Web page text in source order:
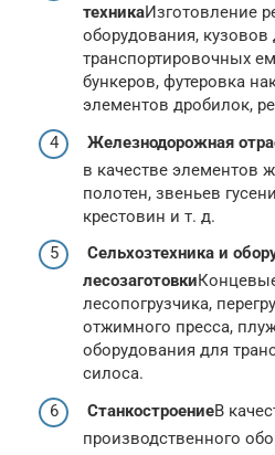
техникаИзготовление
оборудования,
транспортировочных
бункеров, футеровка
элементов дробилок,
Железнодорожная
в качестве элементов
полотен, звеньев
крестовин и т. д.
Сельхозтехника и
лесозаготовки
лесопогрузчика,
отжимного пресса,
оборудования для
силоса.
СтанкостроениеВ
производственного